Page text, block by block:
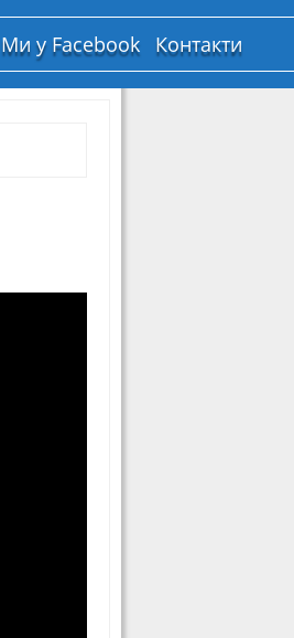
Ми у Facebook Контакти